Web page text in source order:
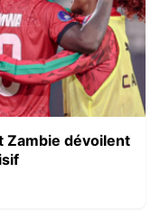
Zambie dévoilent